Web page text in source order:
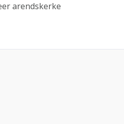
arendskerke